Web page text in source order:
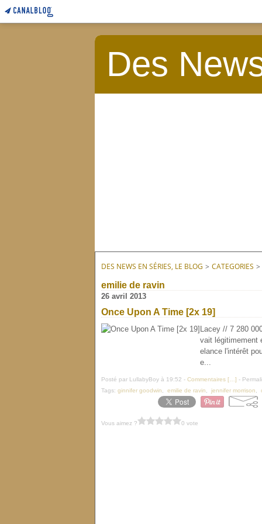
Des
DES NEWS EN SÉRIES, LE BLOG > CATEGORIES >
emilie de ravin
26 avril 2013
Once Upon A Time [2x 19]
Lacey // 7 280
vait légitimement
elance l'intérêt
e...
Posté par LullabyBoy à 19:52 - Commentaires [ ] -
Tags: ginnifer goodwin emilie de ravin jennifer morrison
Vous aimez ? 0 vote